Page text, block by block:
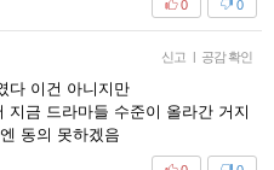
0
0
신고 | 공감 확인
다 이건 아니지만
지금 드라마들 수준이 올라간 거지
동의 못하겠음